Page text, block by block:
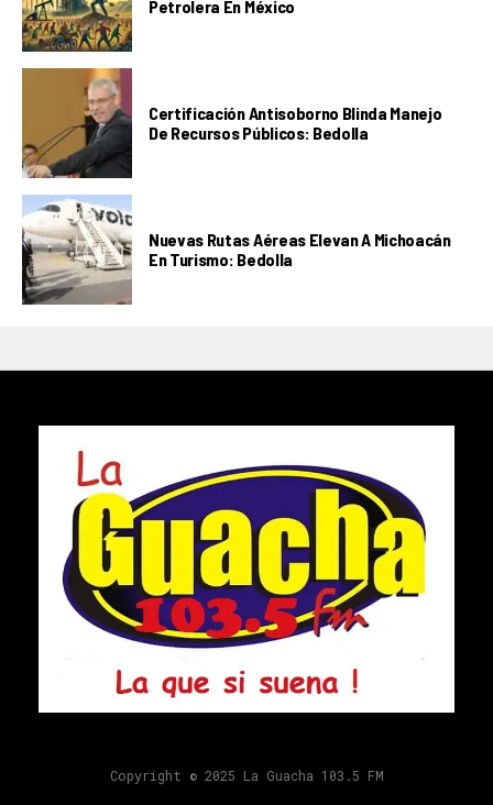
Petrolera En México
Certificación Antisoborno Blinda Manejo
De Recursos Públicos: Bedolla
Nuevas Rutas Aéreas Elevan A Michoacán
En Turismo: Bedolla
Copyright © 2025 La Guacha 103.5 FM